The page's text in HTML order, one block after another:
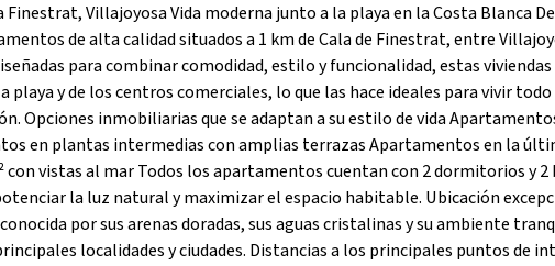
Villajoyosa Vida moderna junto a la playa en la Costa Blanca
de alta calidad situados a 1 km de Cala de Finestrat, entre
para combinar comodidad, estilo y funcionalidad, estas
playa y de los centros comerciales, lo que las hace ideales para vivir
Opciones inmobiliarias que se adaptan a su estilo de vida
en plantas intermedias con amplias terrazas Apartamentos en la
vistas al mar Todos los apartamentos cuentan con 2 dormitorios y 2
la luz natural y maximizar el espacio habitable. Ubicación
por sus arenas doradas, sus aguas cristalinas y su ambiente
localidades y ciudades. Distancias a los principales puntos de